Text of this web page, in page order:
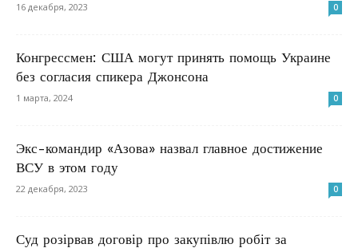
16 декабря, 2023 0
Конгрессмен: США могут принять помощь Украине
без согласия спикера Джонсона
1 марта, 2024 0
Экс-командир «Азова» назвал главное достижение
ВСУ в этом году
22 декабря, 2023 0
Суд розірвав договір про закупівлю робіт за